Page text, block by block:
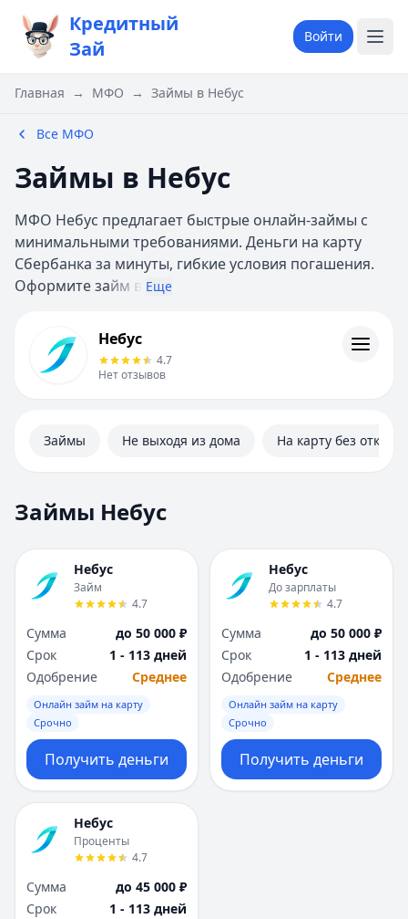
Кредитный
Зай
Войти
Главная → МФО → Займы в Небус
Все МФО
Займы в Небус
МФО Небус предлагает быстрые онлайн-займы с
минимальными требованиями. Деньги на карту
Сбербанка за минуты, гибкие условия погашения.
Оформите займ в Еще
ИнформацияНебус
4.7
Нет отзывов
Займы Не выходя из дома На карту без отказа
Займы Небус
Небус
Займ
4.7
Сумма
до 50 000 ₽
Срок
1 - 113 дней
Одобрение
Среднее
Онлайн займ на карту
Срочно
Получить деньги
Небус
До зарплаты
4.7
Сумма
до 50 000 ₽
Срок
1 - 113 дней
Одобрение
Среднее
Онлайн займ на карту
Срочно
Получить деньги
Небус
Проценты
4.7
Сумма
до 45 000 ₽
Срок
1 - 113 дней